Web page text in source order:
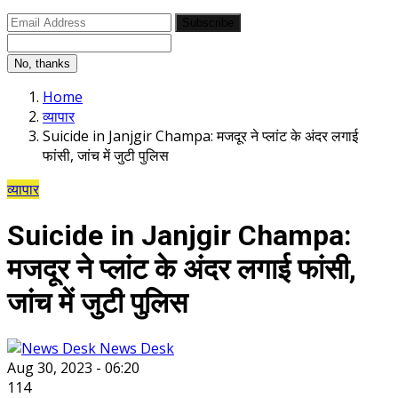
No, thanks
Home
व्यापार
Suicide in Janjgir Champa: मजदूर ने प्लांट के अंदर लगाई
फांसी, जांच में जुटी पुलिस
व्यापार
Suicide in Janjgir Champa:
मजदूर ने प्लांट के अंदर लगाई फांसी,
जांच में जुटी पुलिस
News Desk
Aug 30, 2023 - 06:20
114